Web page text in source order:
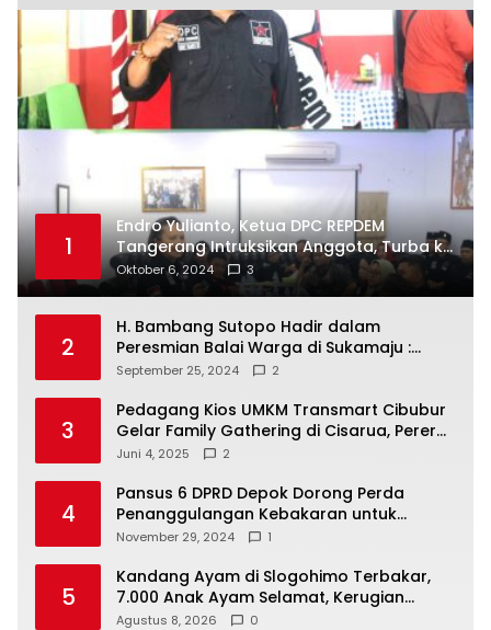
1
Endro Yulianto, Ketua DPC REPDEM
Tangerang Intruksikan Anggota, Turba ke
Masyarakat Dan Jalani Apa Yang di
Putuskan RAKERCABSUS
Oktober 6, 2024 3
2
H. Bambang Sutopo Hadir dalam
Peresmian Balai Warga di Sukamaju :
Wadah Baru untuk Kolaborasi dan
September 25, 2024 2
3
Pedagang Kios UMKM Transmart Cibubur
Gelar Family Gathering di Cisarua, Pererat
Silaturahmi dan Kekompakan
Juni 4, 2025 2
4
Pansus 6 DPRD Depok Dorong Perda
Penanggulangan Kebakaran untuk
Keselamatan Warga
November 29, 2024 1
5
Kandang Ayam di Slogohimo Terbakar,
7.000 Anak Ayam Selamat, Kerugian
Ditaksir Rp700 Juta
Agustus 8, 2026 0